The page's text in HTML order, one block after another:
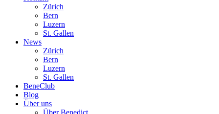
Zürich
Bern
Luzern
St. Gallen
News
Zürich
Bern
Luzern
St. Gallen
BeneClub
Blog
Über uns
Über Benedict